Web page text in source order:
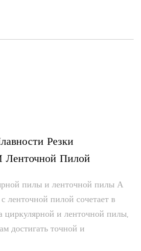
Резки
Ленточной Пилой
пилы и ленточной пилы А
ленточной пилой сочетает в
циркулярной и ленточной пилы,
достигать точной и